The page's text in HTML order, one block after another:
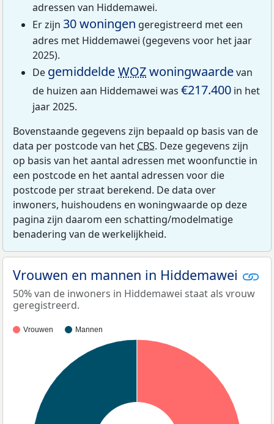
adressen van Hiddemawei.
Er zijn 30 woningen geregistreerd met een
adres met Hiddemawei (gegevens voor het jaar
2025).
De gemiddeldeWOZwoningwaardevan
de huizen aan Hiddemawei was €217.400 in het
jaar 2025.
Bovenstaande gegevens zijn bepaald op basis van de
data per postcode van het CBS. Deze gegevens zijn
op basis van het aantal adressen met woonfunctie in
een postcode en het aantal adressen voor die
postcode per straat berekend. De data over
inwoners, huishoudens en woningwaarde op deze
pagina zijn daarom een schatting/modelmatige
benadering van de werkelijkheid.
Vrouwen en mannen in Hiddemawei
50% van de inwoners in Hiddemawei staat als vrouw
geregistreerd.
Vrouwen Mannen